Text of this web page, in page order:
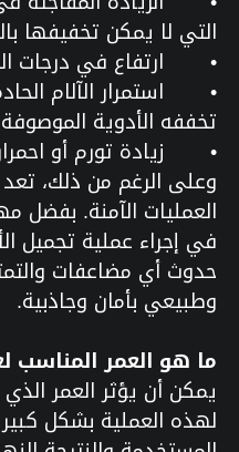
التي لا يمكن تخفيفها
• ارتفاع في درجات
• استمرار الآلام
تخففه الأدوية
• زيادة تورم أو
وعلى الرغم من ذلك،
العمليات الآمنة. بفضل
في إجراء عملية تجميل
حدوث أي مضاعفات
وطبيعي بأمان وجاذبية.
ما هو العمر المناسب
يمكن أن يؤثر العمر
لهذه العملية بشكل كبير